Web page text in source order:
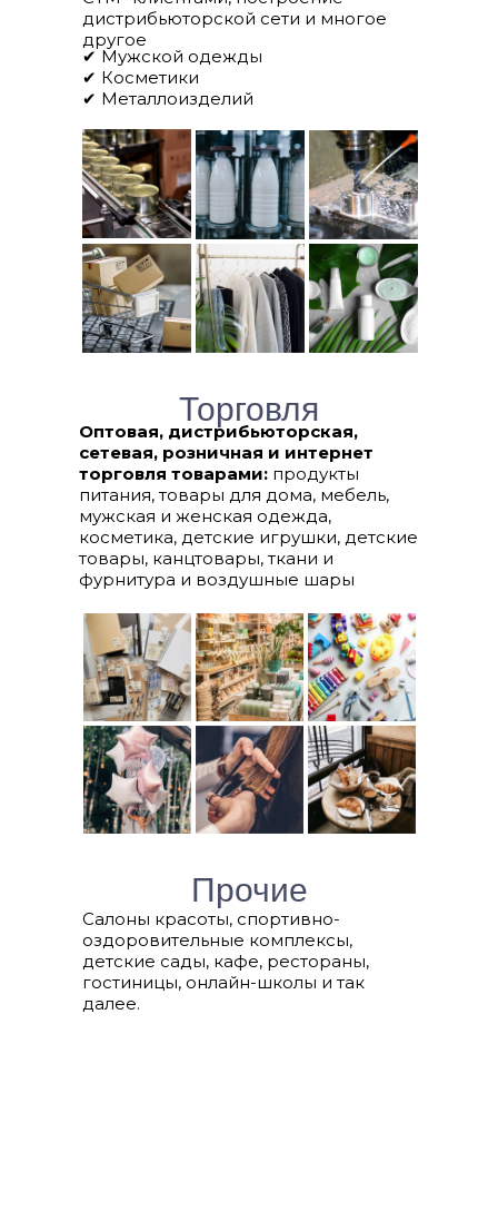
дистрибьюторской сети и многое
другое
✔ Мужской одежды
✔ Косметики
✔ Металлоизделий
Оптовая, дистрибьюторская,
сетевая, розничная и интернет
торговля товарами: продукты
питания, товары для дома, мебель,
мужская и женская одежда,
косметика, детские игрушки, детские
товары, канцтовары, ткани и
фурнитура и воздушные шары
Салоны красоты, спортивно-
оздоровительные комплексы,
детские сады, кафе, рестораны,
гостиницы, онлайн-школы и так
далее.
Торговля
Прочие